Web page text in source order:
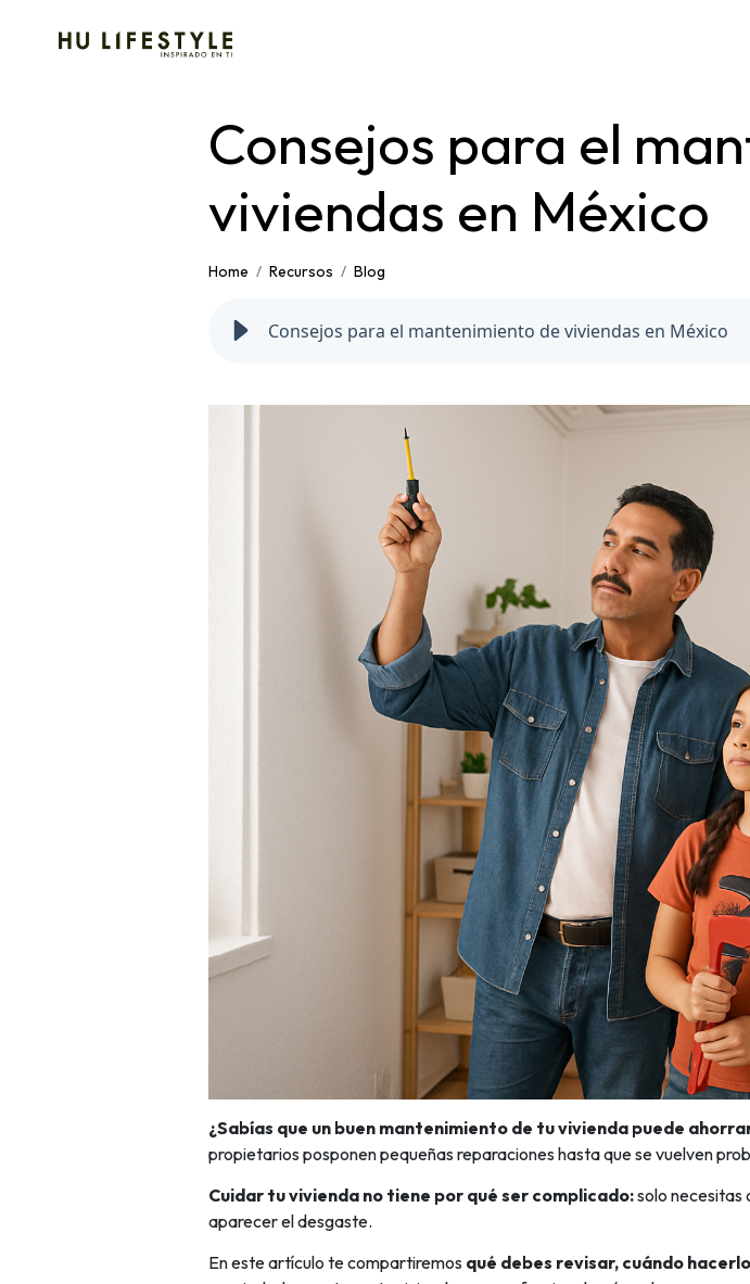
Consejos para el
viviendas en México
Home Recursos Blog
Consejos para el mantenimiento de viviendas en México
¿Sabías que un buen mantenimiento de tu vivienda puede
propietarios posponen pequeñas reparaciones hasta que se vuelven
Cuidar tu vivienda no tiene por qué ser complicado:solo necesitas
aparecer el desgaste.
En este artículo te compartiremos qué debes revisar, cuándo